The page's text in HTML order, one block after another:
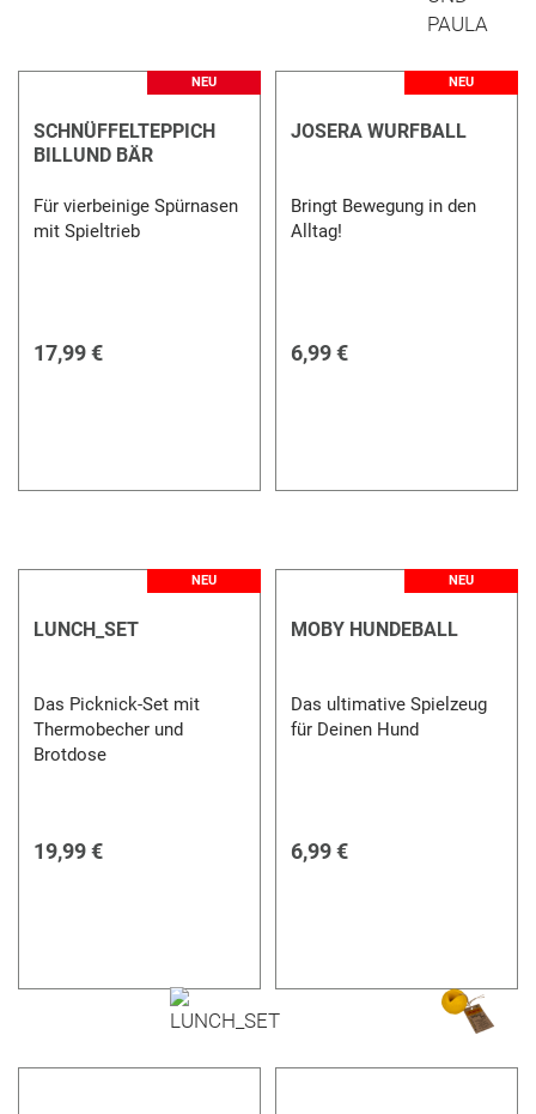
NEU
SCHNÜFFELTEPPICH
BILLUND BÄR
Für vierbeinige Spürnasen
mit Spieltrieb
17,99 €
NEU
JOSERA WURFBALL
Bringt Bewegung in den
Alltag!
6,99 €
NEU
LUNCH_SET
Das Picknick-Set mit
Thermobecher und
Brotdose
19,99 €
NEU
MOBY HUNDEBALL
Das ultimative Spielzeug
für Deinen Hund
6,99 €